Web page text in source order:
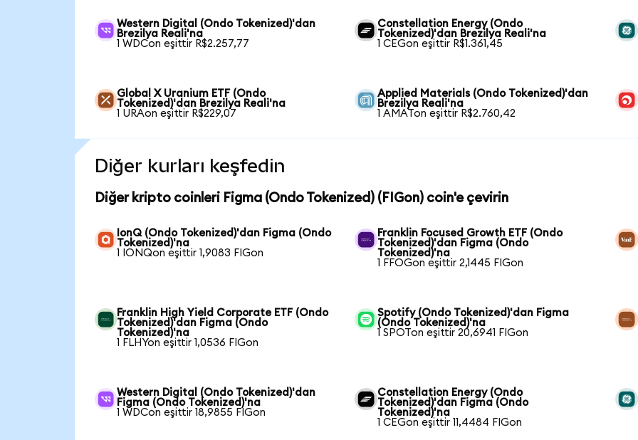
Western Digital (Ondo Tokenized)'dan
Brezilya Reali'na
1 WDCon eşittir R$2.257,77
Constellation Energy (Ondo
Tokenized)'dan Brezilya Reali'na
1 CEGon eşittir R$1.361,45
Global X Uranium ETF (Ondo
Tokenized)'dan Brezilya Reali'na
1 URAon eşittir R$229,07
Applied Materials (Ondo Tokenized)'dan
Brezilya Reali'na
1 AMATon eşittir R$2.760,42
Diğer kurları keşfedin
Diğer kripto coinleri Figma (Ondo Tokenized) (FIGon) coin'e çevirin
IonQ (Ondo Tokenized)'dan Figma (Ondo
Tokenized)'na
1 IONQon eşittir 1,9083 FIGon
Franklin Focused Growth ETF (Ondo
Tokenized)'dan Figma (Ondo
Tokenized)'na
1 FFOGon eşittir 2,1445 FIGon
Franklin High Yield Corporate ETF (Ondo
Tokenized)'dan Figma (Ondo
Tokenized)'na
1 FLHYon eşittir 1,0536 FIGon
Spotify (Ondo Tokenized)'dan Figma
(Ondo Tokenized)'na
1 SPOTon eşittir 20,6941 FIGon
Western Digital (Ondo Tokenized)'dan
Figma (Ondo Tokenized)'na
1 WDCon eşittir 18,9855 FIGon
Constellation Energy (Ondo
Tokenized)'dan Figma (Ondo
Tokenized)'na
1 CEGon eşittir 11,4484 FIGon